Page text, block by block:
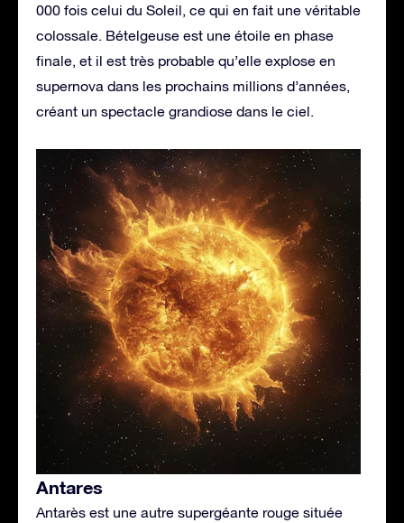
000 fois celui du Soleil, ce qui en fait une véritable
colossale. Bételgeuse est une étoile en phase
finale, et il est très probable qu’elle explose en
supernova dans les prochains millions d’années,
créant un spectacle grandiose dans le ciel.
Antares
Antarès est une autre supergéante rouge située